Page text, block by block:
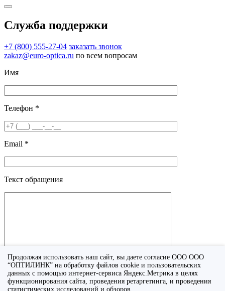
Продолжая использовать наш сайт, вы даете согласие ООО ООО
“ОПТИЛИНК” на обработку файлов cookie и пользовательских
данных с помощью интернет-сервиса Яндекс.Метрика в целях
функционирования сайта, проведения ретаргетинга, и проведения
статистических исследований и обзоров.
Служба поддержки
+7 (800) 555-27-04 заказать звонок
zakaz@euro-optica.ru по всем вопросам
Имя
Телефон *
Email *
Текст обращения
Я принимаю условияполитики конфиденциальности.